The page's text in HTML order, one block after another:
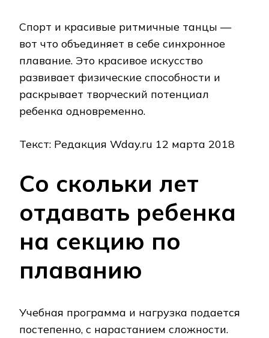
Спорт и красивые ритмичные танцы —
вот что объединяет в себе синхронное
плавание. Это красивое искусство
развивает физические способности и
раскрывает творческий потенциал
ребенка одновременно.
Текст: Редакция Wday.ru 12 марта 2018
Со скольки лет
отдавать ребенка
на секцию по
плаванию
Учебная программа и нагрузка подается
постепенно, с нарастанием сложности.